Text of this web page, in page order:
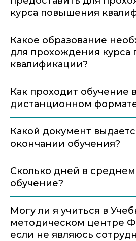
курса повышения
Какое образование
для прохождения
квалификации?
Как проходит обучение в
дистанционном
Какой документ
окончании обучения?
Сколько дней в
обучение?
Могу ли я учиться в
методическом центре
если не являюсь